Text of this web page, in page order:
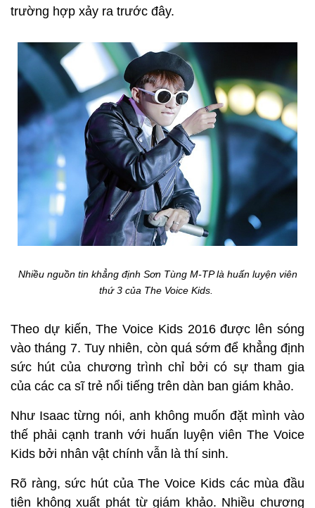
trường hợp xảy ra trước đây.
Nhiều nguồn tin khẳng định Sơn Tùng M-TP là huấn luyện viên
thứ 3 của The Voice Kids.
Theo dự kiến, The Voice Kids 2016 được lên sóng
vào tháng 7. Tuy nhiên, còn quá sớm để khẳng định
sức hút của chương trình chỉ bởi có sự tham gia
của các ca sĩ trẻ nổi tiếng trên dàn ban giám khảo.
Như Isaac từng nói, anh không muốn đặt mình vào
thế phải cạnh tranh với huấn luyện viên The Voice
Kids bởi nhân vật chính vẫn là thí sinh.
Rõ ràng, sức hút của The Voice Kids các mùa đầu
tiên không xuất phát từ giám khảo. Nhiều chương